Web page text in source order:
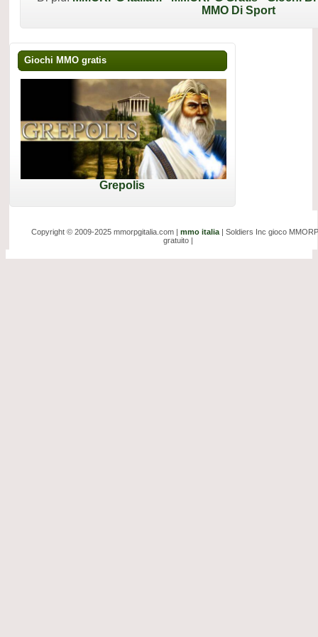
MMO Di Sport
Giochi MMO gratis
Grepolis
Copyright © 2009-2025 mmorpgitalia.com | mmo italia | Soldiers Inc gioco
gratuito |